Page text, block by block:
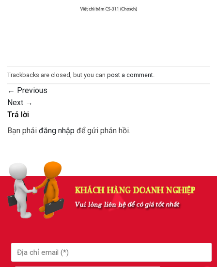
Trackbacks are closed, but you can post a comment
← Previous
Next →
Trả lời
Bạn phải đăng nhập để gửi phản hồi.